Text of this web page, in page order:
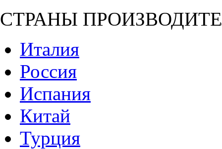
СТРАНЫ
Италия
Россия
Испания
Китай
Турция